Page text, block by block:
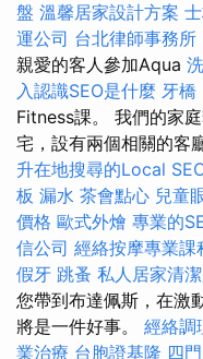
盤 溫馨居家設計方案
運公司 台北律師事務所
親愛的客人參加Aqua
入認識SEO是什麼 牙橋
Fitness課。 我們的家
宅，設有兩個相關的客
升在地搜尋的Local
板 漏水 茶會點心 兒童
價格 歐式外燴 專業的
信公司 經絡按摩專業課
假牙 跳蚤 私人居家清
您帶到布達佩斯，在激
將是一件好事。 經絡調
業治療 台胞證基隆 四